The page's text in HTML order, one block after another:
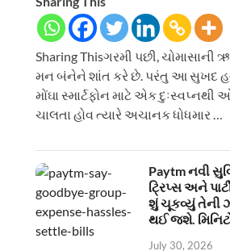
Sharing Thisગરમી પછી, ચોમાસાની
મન બંનેને શાંત કરે છે. પરંતુ આ સુખદ
મોંઘા સ્માર્ટફોન માટે એક
ચાલતા હોવ ત્યારે અચાનક ધોધમાર …
Paytm નવી
ટ્રિપ્સ અને
શું ચૂકવ્યું તેની
થઈ જશે.
July 30, 2026